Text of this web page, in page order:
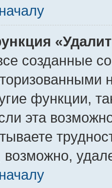
созданные
функции,
эта